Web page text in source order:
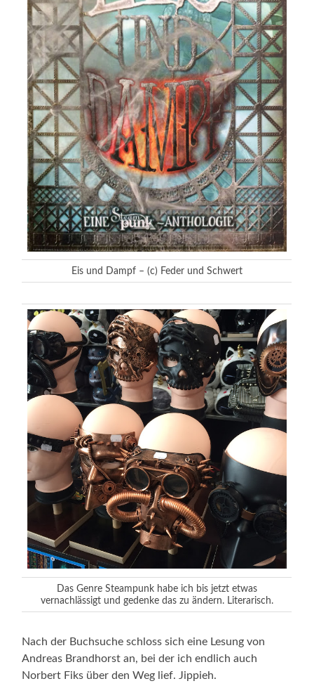
Eis und Dampf – (c) Feder und Schwert
Das Genre Steampunk habe ich bis jetzt etwas
vernachlässigt und gedenke das zu ändern. Literarisch.
Nach der Buchsuche schloss sich eine Lesung von
Andreas Brandhorst an, bei der ich endlich auch
Norbert Fiks über den Weg lief. Jippieh.